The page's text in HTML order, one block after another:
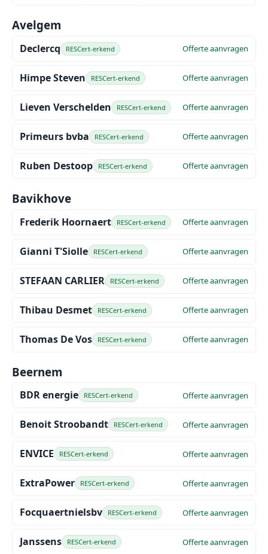
Avelgem
Declercq RESCert-erkend Offerte aanvragen
Himpe Steven RESCert-erkend Offerte aanvragen
Lieven Verschelden RESCert-erkend Offerte aanvragen
Primeurs bvba RESCert-erkend Offerte aanvragen
Ruben Destoop RESCert-erkend Offerte aanvragen
Bavikhove
Frederik Hoornaert RESCert-erkend Offerte aanvragen
Gianni T'Siolle RESCert-erkend Offerte aanvragen
STEFAAN CARLIER RESCert-erkend Offerte aanvragen
Thibau Desmet RESCert-erkend Offerte aanvragen
Thomas De Vos RESCert-erkend Offerte aanvragen
Beernem
BDR energie RESCert-erkend Offerte aanvragen
Benoit Stroobandt RESCert-erkend Offerte aanvragen
ENVICE RESCert-erkend Offerte aanvragen
ExtraPower RESCert-erkend Offerte aanvragen
Focquaertnielsbv RESCert-erkend Offerte aanvragen
Janssens RESCert-erkend Offerte aanvragen